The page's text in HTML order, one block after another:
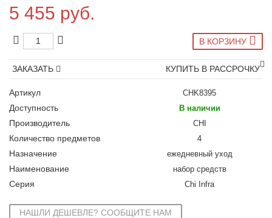
5 455 руб.
В КОРЗИНУ
ЗАКАЗАТЬ КУПИТЬ В РАССРОЧКУ
Артикул CHK8395
Доступность В наличии
Производитель CHI
Количество предметов 4
Назначение ежедневный уход
Наименование набор средств
Серия Chi Infra
НАШЛИ ДЕШЕВЛЕ? СООБЩИТЕ НАМ